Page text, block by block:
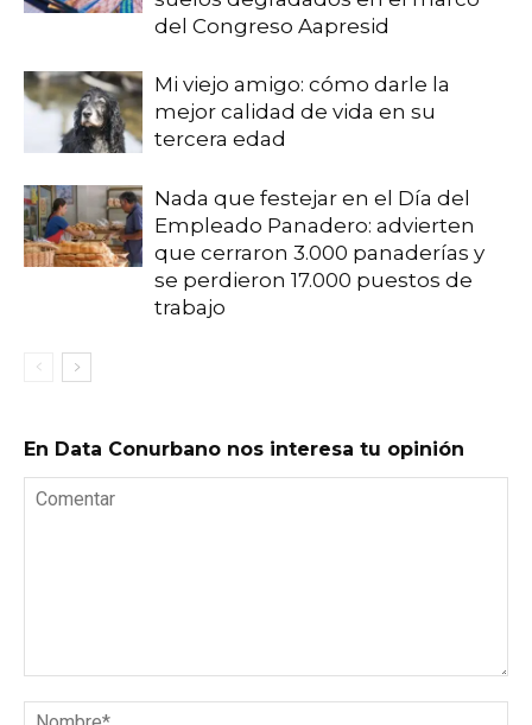
del Congreso Aapresid
Mi viejo amigo: cómo darle la
mejor calidad de vida en su
tercera edad
Nada que festejar en el Día del
Empleado Panadero: advierten
que cerraron 3.000 panaderías y
se perdieron 17.000 puestos de
trabajo
En Data Conurbano nos interesa tu opinión